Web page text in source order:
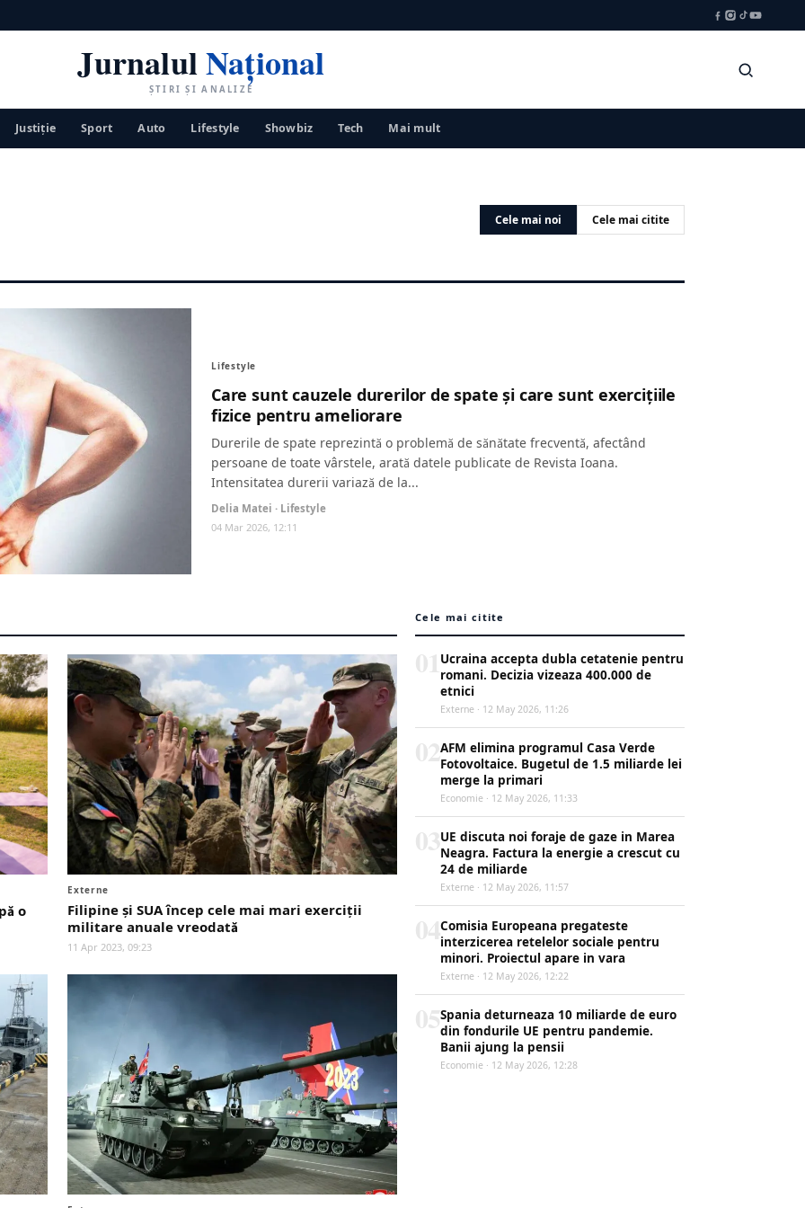
JurnalulNațional
ȘTIRI ȘI ANALIZE
Justiţie Sport Auto Lifestyle Showbiz Tech Mai mult
Cele mai noi Cele mai citite
Lifestyle
Care sunt cauzele durerilor de spate și care sunt exercițiile
fizice pentru ameliorare
Durerile de spate reprezintă o problemă de sănătate frecventă, afectând
persoane de toate vârstele, arată datele publicate de Revista Ioana.
Intensitatea durerii variază de la...
Delia Matei · Lifestyle
04 Mar 2026, 12:11
o
Externe
Filipine și SUA încep cele mai mari exerciții
militare anuale vreodată
11 Apr 2023, 09:23
Cele mai citite
Ucraina accepta dubla cetatenie pentru
romani. Decizia vizeaza 400.000 de
etnici
Externe · 12 May 2026, 11:26
AFM elimina programul Casa Verde
Fotovoltaice. Bugetul de 1.5 miliarde lei
merge la primari
Economie · 12 May 2026, 11:33
UE discuta noi foraje de gaze in Marea
Neagra. Factura la energie a crescut cu
24 de miliarde
Externe · 12 May 2026, 11:57
Comisia Europeana pregateste
interzicerea retelelor sociale pentru
minori. Proiectul apare in vara
Externe · 12 May 2026, 12:22
Spania deturneaza 10 miliarde de euro
din fondurile UE pentru pandemie.
Banii ajung la pensii
Economie · 12 May 2026, 12:28